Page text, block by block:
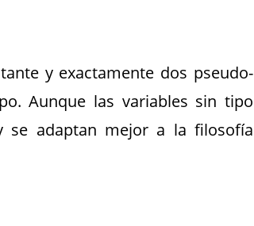
y exactamente dos pseudo-
Aunque las variables sin tipo
se adaptan mejor a la filosofía